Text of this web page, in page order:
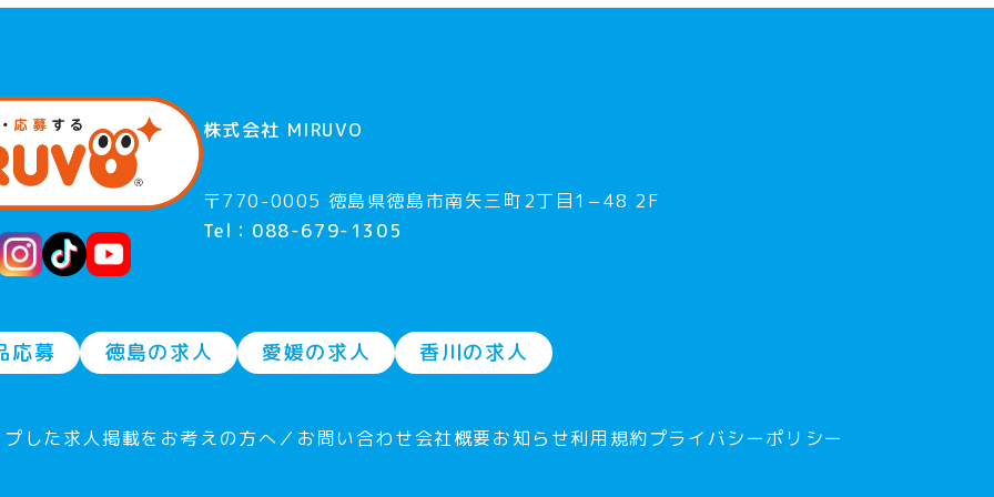
株式会社 MIRUVO
〒770-0005 徳島県徳島市南矢三町2丁目1−48 2F
Tel：088-679-1305
応募 徳島の求人 愛媛の求人 香川の求人
した求人掲載をお考えの方へ／お問い合わせ会社概要お知らせ利用規約プライバシーポリシー